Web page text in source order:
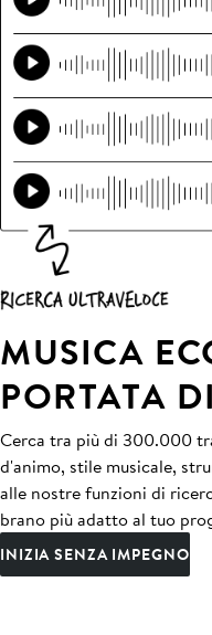
MUSICA
PORTATA
Cerca tra più di 300.000
d'animo, stile musicale,
alle nostre funzioni di
brano più adatto al tuo
INIZIA SENZA IMPEGNO